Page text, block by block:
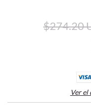
$274.20
Ver el